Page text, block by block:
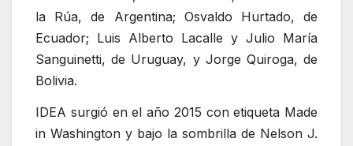
la Rúa, de Argentina; Osvaldo Hurtado, de
Ecuador; Luis Alberto Lacalle y Julio María
Sanguinetti, de Uruguay, y Jorge Quiroga, de
Bolivia.
IDEA surgió en el año 2015 con etiqueta Made
in Washington y bajo la sombrilla de Nelson J.